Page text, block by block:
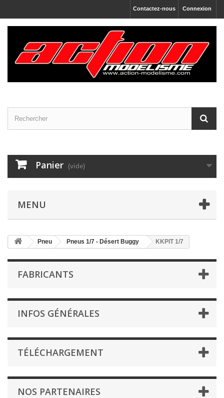
Connexion
Contactez-nous
Panier (vide)
MENU
Pneu Pneus 1/7 - Désert Buggy KKPIT 1/7
FABRICANTS
INFOS GÉNÉRALES
TÉLÉCHARGEMENT
NOS PARTENAIRES